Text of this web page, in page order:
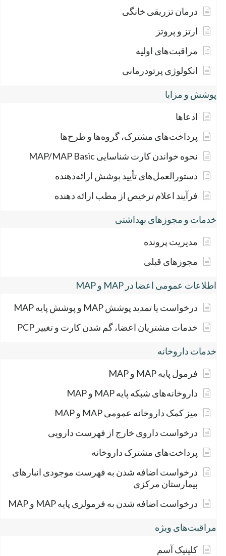
درمان تزریقی خانگی
ارتز و پروتز
مراقبت‌های اولیه
انکولوژی پرتودرمانی
پوشش و مزایا
ادعاها
پرداخت‌های مشترک، گروه‌ها و طرح‌ها
نحوه خواندن کارت شناسایی MAP/MAP Basic
دستورالعمل‌های تأیید پوشش ارائه‌دهنده
فرآیند اعلام ترخیص از مطب ارائه دهنده
خدمات و مجوزهای بهداشتی
مدیریت پرونده
مجوزهای قبلی
اطلاعات عمومی اعضا در MAP و MAP
درخواست یا تمدید پوشش MAP و پوشش پایه MAP
خدمات مشتریان اعضا، گم شدن کارت و تغییر PCP
خدمات داروخانه
فرمول پایه MAP و MAP
داروخانه‌های شبکه پایه MAP و MAP
میز کمک داروخانه عمومی MAP و MAP
درخواست داروی خارج از فهرست دارویی
پرداخت‌های مشترک داروخانه
درخواست اضافه شدن به فهرست موجودی انبارهای
بیمارستان مرکزی
درخواست اضافه شدن به فرمولری پایه MAP و MAP
مراقبت‌های ویژه
کلینیک آسم